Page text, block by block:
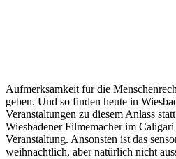
Aufmerksamkeit für die
geben. Und so finden heute in
Veranstaltungen zu diesem Anlass
Wiesbadener Filmemacher im
Veranstaltung. Ansonsten ist das
weihnachtlich, aber natürlich nicht